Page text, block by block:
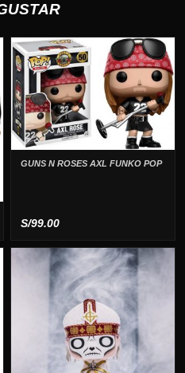
GUNS N ROSES AXL FUNKO POP
S/99.00